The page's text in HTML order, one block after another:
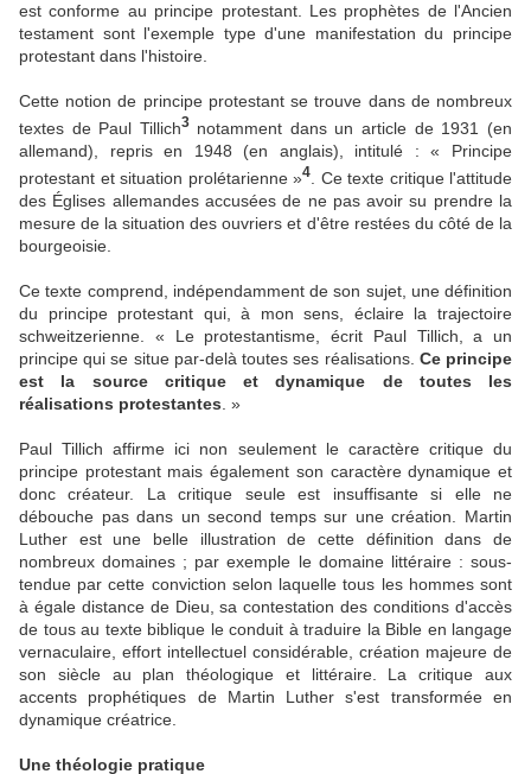
est conforme au principe protestant. Les prophètes de l'Ancien
testament sont l'exemple type d'une manifestation du principe
protestant dans l'histoire.
Cette notion de principe protestant se trouve dans de nombreux
textes de Paul Tillich3 notamment dans un article de 1931 (en
allemand), repris en 1948 (en anglais), intitulé : « Principe
protestant et situation prolétarienne »4
. Ce texte critique l'attitude
des Églises allemandes accusées de ne pas avoir su prendre la
mesure de la situation des ouvriers et d'être restées du côté de la
bourgeoisie.
Ce texte comprend, indépendamment de son sujet, une définition
du principe protestant qui, à mon sens, éclaire la trajectoire
schweitzerienne. « Le protestantisme, écrit Paul Tillich, a un
principe qui se situe par-delà toutes ses réalisations. Ce principe
est la source critique et dynamique de toutes les
réalisations protestantes . »
Paul Tillich affirme ici non seulement le caractère critique du
principe protestant mais également son caractère dynamique et
donc créateur. La critique seule est insuffisante si elle ne
débouche pas dans un second temps sur une création. Martin
Luther est une belle illustration de cette définition dans de
nombreux domaines ; par exemple le domaine littéraire : sous-
tendue par cette conviction selon laquelle tous les hommes sont
à égale distance de Dieu, sa contestation des conditions d'accès
de tous au texte biblique le conduit à traduire la Bible en langage
vernaculaire, effort intellectuel considérable, création majeure de
son siècle au plan théologique et littéraire. La critique aux
accents prophétiques de Martin Luther s'est transformée en
dynamique créatrice.
Une théologie pratique